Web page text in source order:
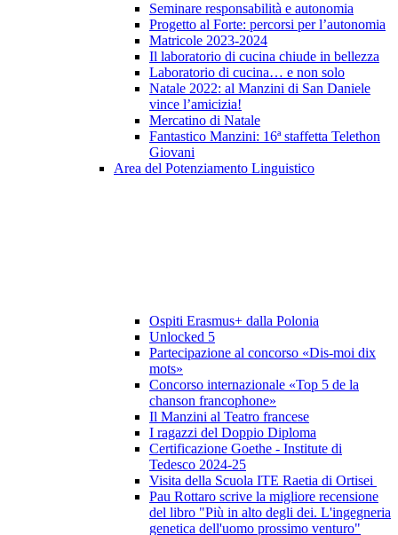
Seminare responsabilità e autonomia
Progetto al Forte: percorsi per l’autonomia
Matricole 2023-2024
Il laboratorio di cucina chiude in bellezza
Laboratorio di cucina… e non solo
Natale 2022: al Manzini di San Daniele
vince l’amicizia!
Mercatino di Natale
Fantastico Manzini: 16ª staffetta Telethon
Giovani
Area del Potenziamento Linguistico
Ospiti Erasmus+ dalla Polonia
Unlocked 5
Partecipazione al concorso «Dis-moi dix
mots»
Concorso internazionale «Top 5 de la
chanson francophone»
Il Manzini al Teatro francese
I ragazzi del Doppio Diploma
Certificazione Goethe - Institute di
Tedesco 2024-25
Visita della Scuola ITE Raetia di Ortisei
Pau Rottaro scrive la migliore recensione
del libro "Più in alto degli dei. L'ingegneria
genetica dell'uomo prossimo venturo"